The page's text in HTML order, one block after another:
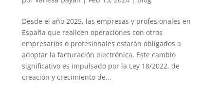
Desde el año 2025, las empresas y profesionales en
España que realicen operaciones con otros
empresarios o profesionales estarán obligados a
adoptar la facturación electrónica. Este cambio
significativo es impulsado por la Ley 18/2022, de
creación y crecimiento de...